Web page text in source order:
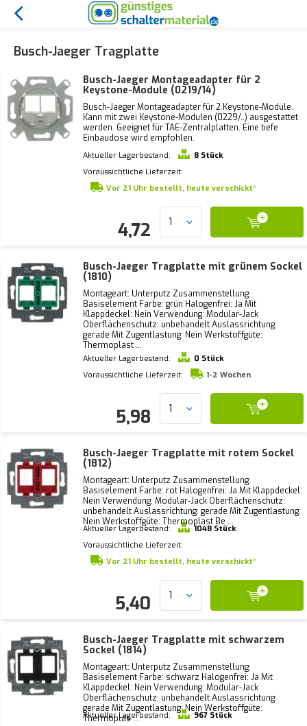
Busch-Jaeger Tragplatte
Busch-Jaeger Montageadapter für 2
Keystone-Module (0219/14)
Busch-Jaeger Montageadapter für 2 Keystone-Module.
Kann mit zwei Keystone-Modulen (0229/..) ausgestattet
werden. Geeignet für TAE-Zentralplatten. Eine tiefe
Einbaudose wird empfohlen.
Aktueller Lagerbestand:
8 Stück
Voraussichtliche Lieferzeit:
Vor 21 Uhr bestellt, heute verschickt*
4,72
Busch-Jaeger Tragplatte mit grünem Sockel
(1810)
Montageart: Unterputz Zusammenstellung:
Basiselement Farbe: grün Halogenfrei: Ja Mit
Klappdeckel: Nein Verwendung: Modular-Jack
Oberflächenschutz: unbehandelt Auslassrichtung:
gerade Mit Zugentlastung: Nein Werkstoffgüte:
Thermoplast ...
Aktueller Lagerbestand:
0 Stück
Voraussichtliche Lieferzeit:
1-2 Wochen
5,98
Busch-Jaeger Tragplatte mit rotem Sockel
(1812)
Montageart: Unterputz Zusammenstellung:
Basiselement Farbe: rot Halogenfrei: Ja Mit Klappdeckel:
Nein Verwendung: Modular-Jack Oberflächenschutz:
unbehandelt Auslassrichtung: gerade Mit Zugentlastung:
Nein Werkstoffgüte: Thermoplast Be ...
Aktueller Lagerbestand:
1048 Stück
Voraussichtliche Lieferzeit:
Vor 21 Uhr bestellt, heute verschickt*
5,40
Busch-Jaeger Tragplatte mit schwarzem
Sockel (1814)
Montageart: Unterputz Zusammenstellung:
Basiselement Farbe: schwarz Halogenfrei: Ja Mit
Klappdeckel: Nein Verwendung: Modular-Jack
Oberflächenschutz: unbehandelt Auslassrichtung:
gerade Mit Zugentlastung: Nein Werkstoffgüte:
Thermoplas ...
Aktueller Lagerbestand:
967 Stück